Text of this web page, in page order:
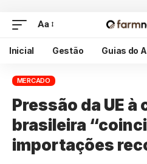
Aa
Inicial Gestão Guias do
MERCADO
Pressão da UE
brasileira
importações